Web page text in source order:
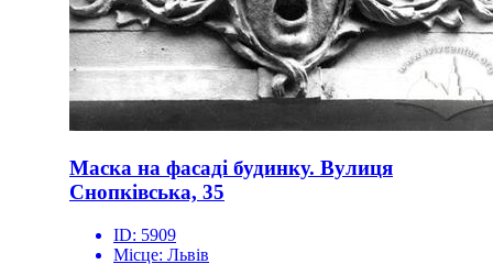
Маска на фасаді будинку. Вулиця
Снопківська, 35
ID: 5909
Місце: Львів